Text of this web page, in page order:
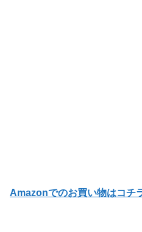
Amazonでのお買い物はコチ